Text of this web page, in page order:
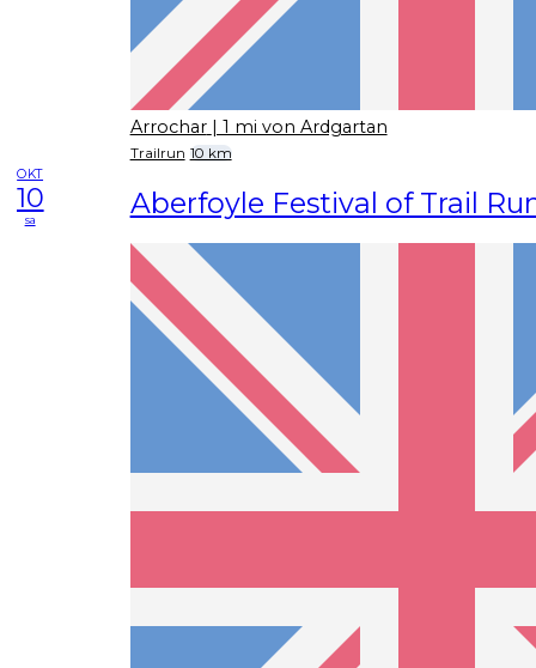
Arrochar | 1 mi von Ardgartan
Trailrun 10 km
OKT
10
sa Aberfoyle Festival of Trail